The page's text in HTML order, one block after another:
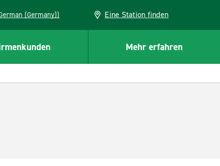
(German (Germany)) Eine Station finden
Mehr erfahren